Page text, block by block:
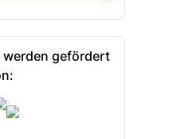
werden gefördert